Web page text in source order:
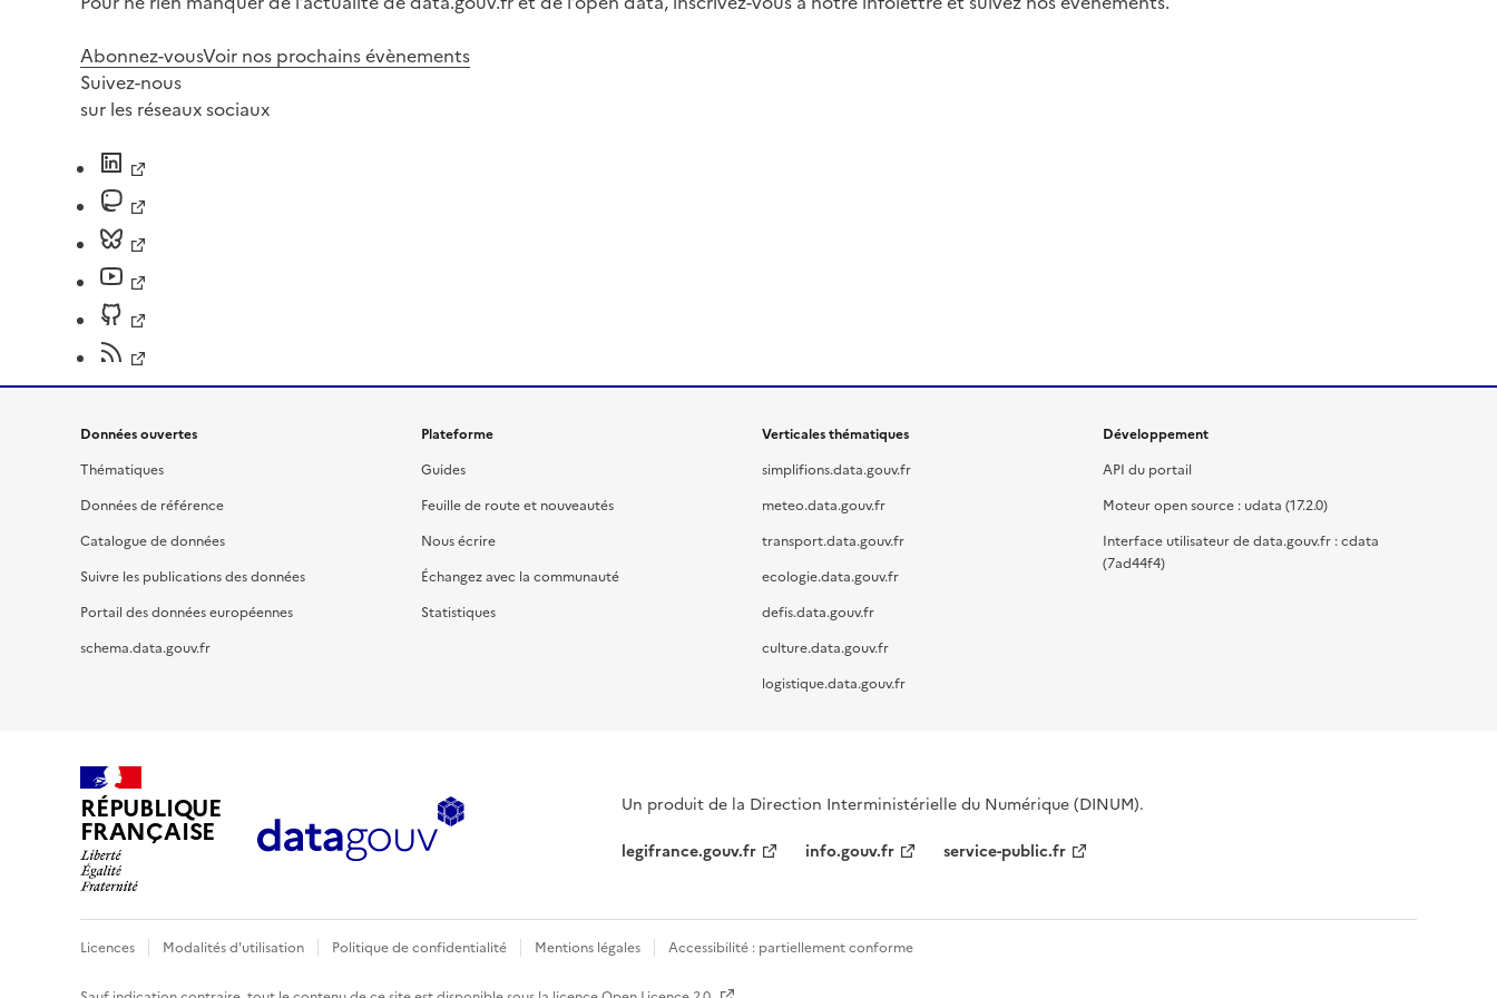
Abonnez-vousVoir nos prochains évènements
Suivez-nous
sur les réseaux sociaux
Données ouvertes
Thématiques
Données de référence
Catalogue de données
Suivre les publications des données
Portail des données européennes
schema.data.gouv.fr
Plateforme
Guides
Feuille de route et nouveautés
Nous écrire
Échangez avec la communauté
Statistiques
Verticales thématiques
simplifions.data.gouv.fr
meteo.data.gouv.fr
transport.data.gouv.fr
ecologie.data.gouv.fr
defis.data.gouv.fr
culture.data.gouv.fr
logistique.data.gouv.fr
Développement
API du portail
Moteur open source : udata (17.2.0)
Interface utilisateur de data.gouv.fr : cdata
(7ad44f4)
RÉPUBLIQUE
FRANÇAISE
Un produit de la Direction Interministérielle du Numérique (DINUM).
legifrance.gouv.fr
info.gouv.fr service-public.fr
Licences Modalités d'utilisation Politique de confidentialité Mentions légales Accessibilité : partiellement conforme